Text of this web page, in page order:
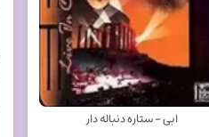
ابی - ستاره دنباله دار